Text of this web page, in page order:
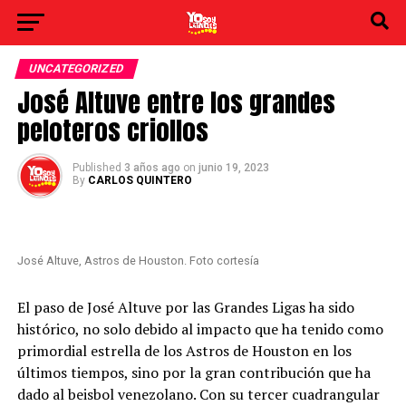
UNCATEGORIZED
José Altuve entre los grandes
peloteros criollos
Published 3 años ago on junio 19, 2023
By CARLOS QUINTERO
José Altuve, Astros de Houston. Foto cortesía
El paso de José Altuve por las Grandes Ligas ha sido
histórico, no solo debido al impacto que ha tenido como
primordial estrella de los Astros de Houston en los
últimos tiempos, sino por la gran contribución que ha
dado al beisbol venezolano. Con su tercer cuadrangular